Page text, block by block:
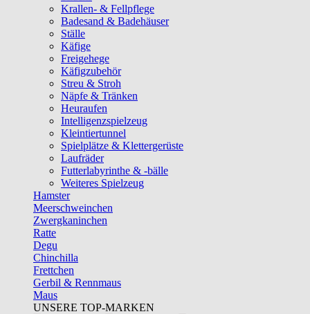
Krallen- & Fellpflege
Badesand & Badehäuser
Ställe
Käfige
Freigehege
Käfigzubehör
Streu & Stroh
Näpfe & Tränken
Heuraufen
Intelligenzspielzeug
Kleintiertunnel
Spielplätze & Klettergerüste
Laufräder
Futterlabyrinthe & -bälle
Weiteres Spielzeug
Hamster
Meerschweinchen
Zwergkaninchen
Ratte
Degu
Chinchilla
Frettchen
Gerbil & Rennmaus
Maus
UNSERE TOP-MARKEN